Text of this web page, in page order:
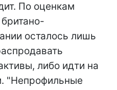
По оценкам
осталось лишь
либо идти на
"Непрофильные